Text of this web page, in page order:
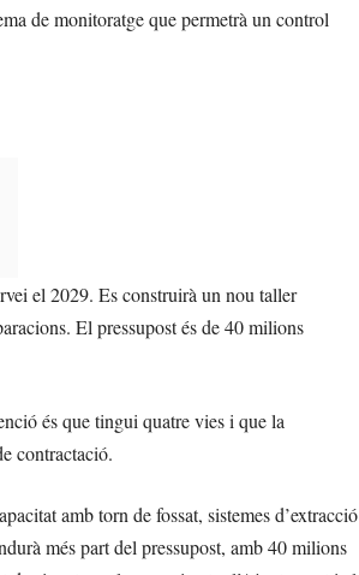
de monitoratge que permetrà un control
el 2029. Es construirà un nou taller
El pressupost és de 40 milions
és que tingui quatre vies i que la
contractació.
amb torn de fossat, sistemes d’extracció
més part del pressupost, amb 40 milions